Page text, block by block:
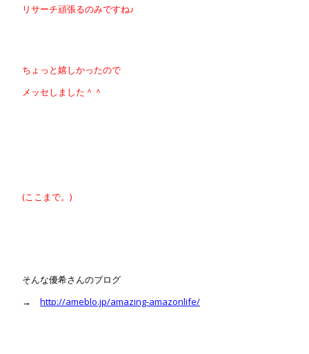
リサーチ頑張るのみですね♪
ちょっと嬉しかったので
メッセしました＾＾
(ここまで。)
そんな優希さんのブログ
→ http://ameblo.jp/amazing-amazonlife/